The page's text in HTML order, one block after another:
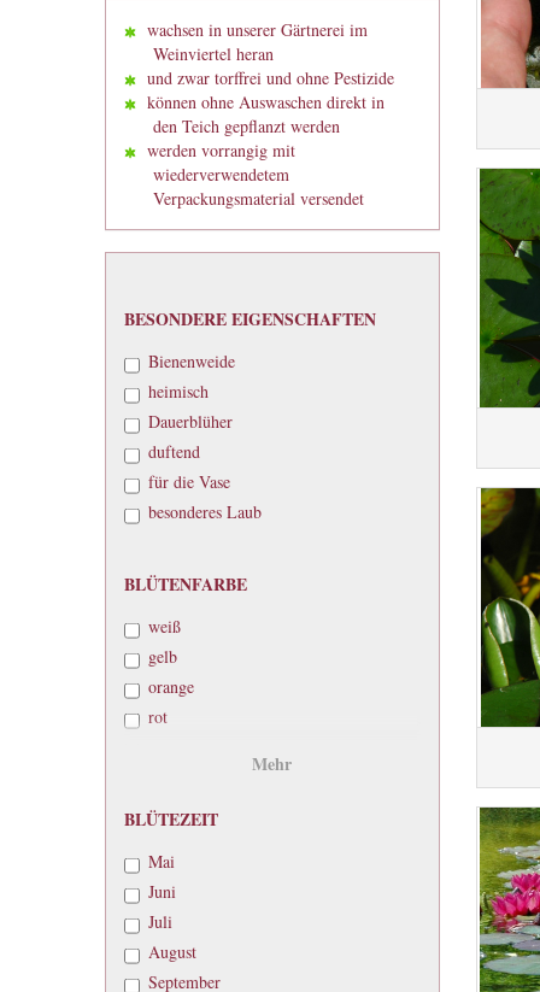
wachsen in unserer Gärtnerei im
Weinviertel heran
und zwar torffrei und ohne Pestizide
können ohne Auswaschen direkt in
den Teich gepflanzt werden
werden vorrangig mit
wiederverwendetem
Verpackungsmaterial versendet
BESONDERE
BESONDERE EIGENSCHAFTEN
Bienenweide
heimisch
Dauerblüher
duftend
für die Vase
besonderes Laub
BLÜTENFARBE
BLÜTENFARBE
weiß
gelb
orange
rot
rosa
schwarz
BLÜTEZEIT
BLÜTEZEIT
Mai
Juni
Juli
August
September